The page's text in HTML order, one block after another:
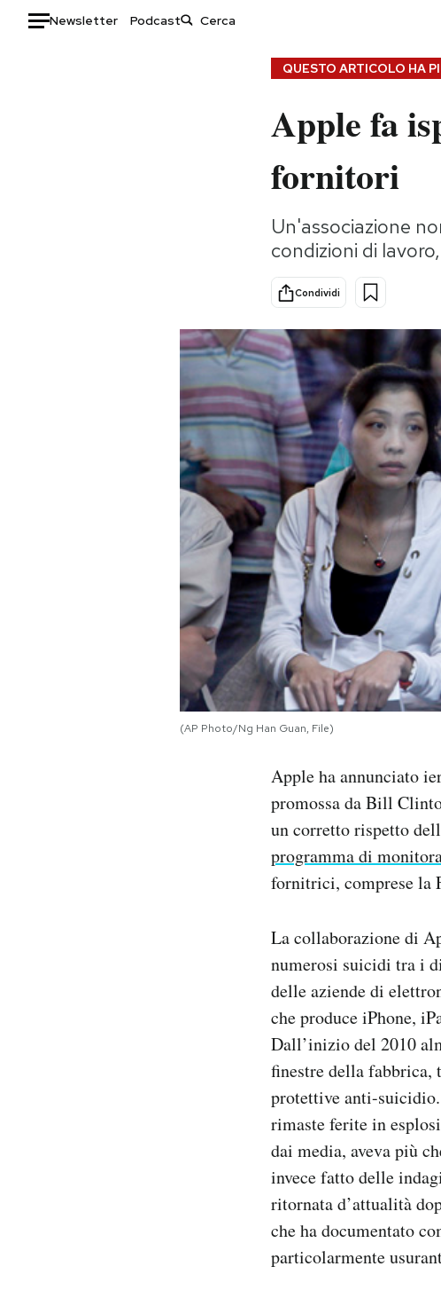
Newsletter Podcast
Storie/Idee
Ok Boomer!
Altrecose
Mondiali calcio 2026
AREA PERSONALE
QUESTO ARTICOLO HA
Apple fa
fornitori
Un'associazione
condizioni di
Condividi
(AP Photo/Ng Han Guan, File)
Apple ha annunciato
promossa da Bill
un corretto rispetto
programma di
fornitrici, comprese la
La collaborazione di
numerosi suicidi tra i
delle aziende di
che produce iPhone,
Dall’inizio del 2010
finestre della fabbrica,
protettive anti-
rimaste ferite in
dai media, aveva più
invece fatto delle
ritornata d’attualità
che ha documentato
particolarmente